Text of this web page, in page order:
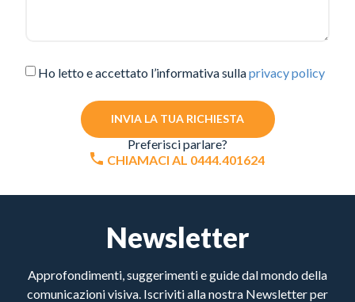
Ho letto e accettato l’informativa sullaprivacy policy
INVIA LA TUA RICHIESTA
Preferisci parlare?
CHIAMACI AL 0444.401624
Newsletter
Approfondimenti, suggerimenti e guide dal mondo della
comunicazioni visiva. Iscriviti alla nostra Newsletter per